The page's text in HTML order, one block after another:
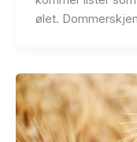
ølet.